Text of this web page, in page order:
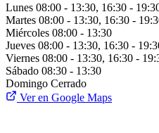
Lunes 08:00 - 13:30, 16:30 -
Martes 08:00 - 13:30, 16:30 -
Miércoles 08:00 - 13:30
Jueves 08:00 - 13:30, 16:30 -
Viernes 08:00 - 13:30, 16:30 -
Sábado 08:30 - 13:30
Domingo Cerrado
Ver en Google Maps